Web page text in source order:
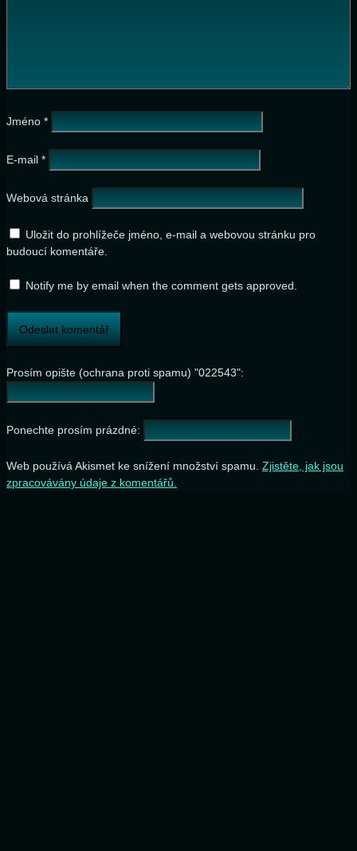
Jméno *
E-mail *
Webová stránka
Uložit do prohlížeče jméno, e-mail a webovou stránku pro
budoucí komentáře.
Notify me by email when the comment gets approved.
Prosím opište (ochrana proti spamu) "022543":
Ponechte prosím prázdné:
Web používá Akismet ke snížení množství spamu. Zjistěte, jak jsou
zpracovávány údaje z komentářů.